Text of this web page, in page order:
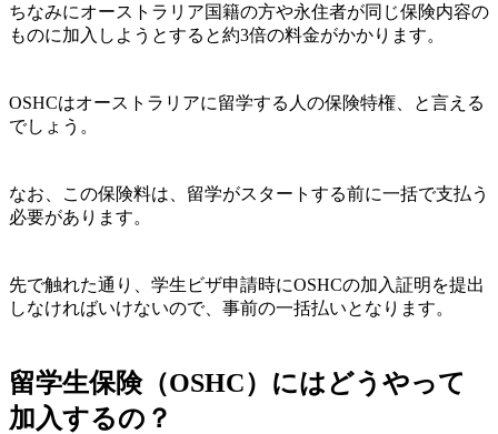
ちなみにオーストラリア国籍の方や永住者が同じ保険内容の
ものに加入しようとすると約3倍の料金がかかります。
OSHCはオーストラリアに留学する人の保険特権 、と言える
でしょう。
なお、この保険料は、留学がスタートする前に一括で支払う
必要があります。
先で触れた通り、学生ビザ申請時にOSHCの加入証明を提出
しなければいけないので、事前の一括払いとなります。
留学生保険（OSHC）にはどうやって
加入するの？